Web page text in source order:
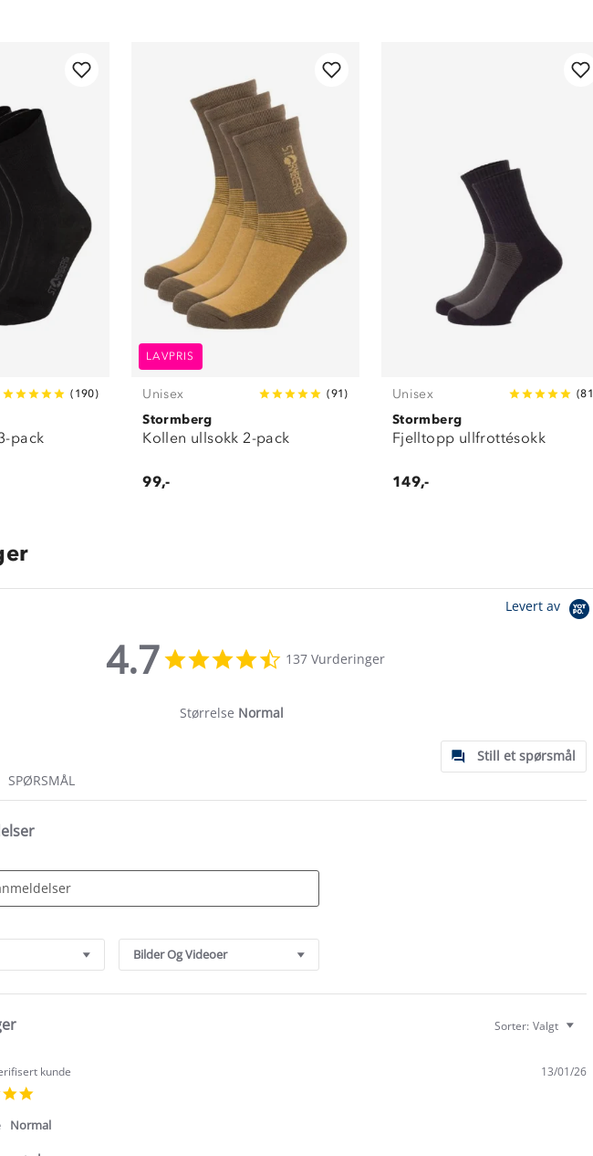
( 190)
pack
LAVPRIS
Unisex (91 )
Stormberg
Kollen ullsokk 2-pack
99,-
Unisex (81
Stormberg
Fjelltopp ullfrottésokk
149,-
Levert av
4.7
star
137 Vurderinger
Størrelse Normal
Still et spørsmål
SPØRSMÅL
Bilder Og Videoer
Sorter: Valgt
kunde
rating
13/01/26
Normal